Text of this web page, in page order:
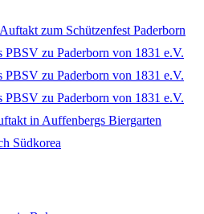
zum Schützenfest Paderborn
PBSV zu Paderborn von 1831 e.V.
PBSV zu Paderborn von 1831 e.V.
PBSV zu Paderborn von 1831 e.V.
in Auffenbergs Biergarten
Südkorea